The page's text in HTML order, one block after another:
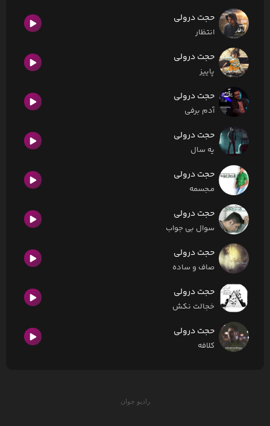
حجت درولی
انتظار
حجت درولی
پاییز
حجت درولی
آدم برفی
حجت درولی
یه سال
حجت درولی
مـجسمه
حجت درولی
سوال بی جواب
حجت درولی
صاف و ساده
حجت درولی
خجالت نکش
حجت درولی
کلافه
رادیو جوان